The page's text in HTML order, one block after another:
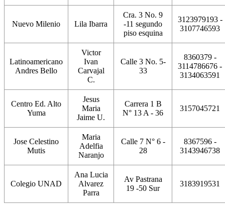
Nuevo Milenio Lila Ibarra
Cra. 3 No. 9
-11 segundo
piso esquina
3123979193 -
3107746593
Latinoamericano
Andres Bello
Victor
Ivan
Carvajal
C.
Calle 3 No. 5-
33
8360379 -
3114786676 -
3134063591
Centro Ed. Alto
Yuma
Jesus
Maria
Jaime U.
Carrera 1 B
N° 13 A - 36
3157045721
Jose Celestino
Mutis
Maria
Adelfia
Naranjo
Calle 7 N° 6 -
28
8367596 -
3143946738
Colegio UNAD
Ana Lucia
Alvarez
Parra
Av Pastrana
19 -50 Sur
3183919531